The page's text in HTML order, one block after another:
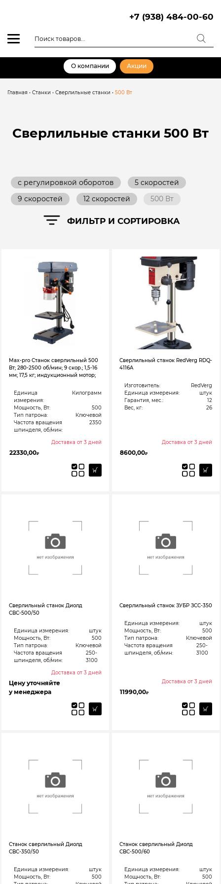
+7 (938) 484-00-60
товаров
О компании Акции
Главная • Станки • Сверлильные станки • 500 Вт
Сверлильные станки 500 Вт
с регулировкой оборотов 5 скоростей
9 скоростей 12 скоростей 500 Вт
Max-pro Станок сверлильный 500
Вт; 280-2500 об/мин; 9 скор.; 1,5-16
мм; 17,5 кг; индукционный мотор;
Единица
измерения:
Килограмм
Мощность, Вт:
500
Тип патрона:
Ключевой
Частота вращения
шпинделя, об/мин:
2350
Доставка от 3 дней
22330,00₽
Сверлильный станок RedVerg RDQ-
4116A
Изготовитель:
RedVerg
Единица измерения:
штук
Гарантия, мес.:
12
Вес, кг:
26
Доставка от 3 дней
8600,00₽
Сверлильный станок Диолд
СВС-500/50
Единица измерения:
штук
Мощность, Вт:
500
Тип патрона:
Ключевой
Частота вращения
шпинделя, об/мин:
250-
3100
Доставка от 3 дней
Цену уточняйте
у менеджера
Сверлильный станок ЗУБР ЗСС-350
Единица измерения:
штук
Мощность, Вт:
500
Тип патрона:
Ключевой
Частота вращения
шпинделя, об/мин:
250-
3100
Доставка от 3 дней
11990,00₽
Станок сверлильный Диолд
СВС-350/50
Единица измерения:
штук
Мощность, Вт:
500
Станок сверлильный Диолд
СВС-500/60
Единица измерения:
штук
Мощность, Вт:
500
ФИЛЬТР И СОРТИРОВКА